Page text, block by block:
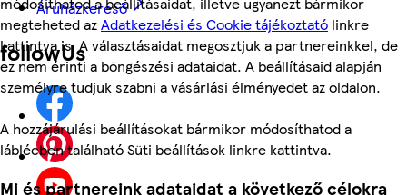
megteheted azAdatkezelési és Cookie tájékoztató linkre
kattintva is. A választásaidat megosztjuk a partnereinkkel, de
ez nem érinti a böngészési adataidat. A beállításaid alapján
személyre tudjuk szabni a vásárlási élményedet az oldalon.
A hozzájárulási beállításokat bármikor módosíthatod a
láblécben található Süti beállítások linkre kattintva.
Mi és partnereink adataidat a következő célokra
Áruházkereső
followUs